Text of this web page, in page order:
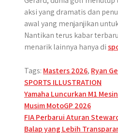
aksi yang dramatis dan
awal yang menjanjikan
Nantikan terus kabar
menarik lainnya hanya di
Tags: Masters 2026, Ryan
SPORTS ILLUSTRATION
Post
navigation
Yamaha Luncurkan M1
Musim MotoGP 2026
FIA Perbarui Aturan
Balap yang Lebih